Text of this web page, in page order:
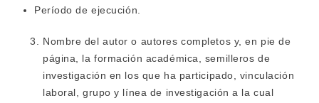
Período de ejecución.
Nombre del autor o autores completos y, en pie de
página, la formación académica, semilleros de
investigación en los que ha participado, vinculación
laboral, grupo y línea de investigación a la cual